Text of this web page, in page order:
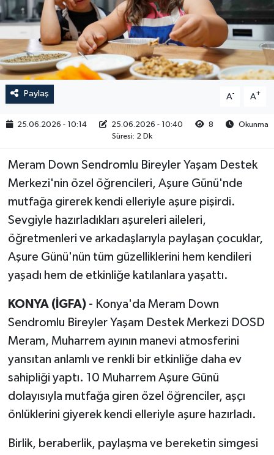
Paylaş A- A+
25.06.2026 - 10:14 25.06.2026 - 10:40 8
Okunma
Süresi: 2 Dk
Meram Down Sendromlu Bireyler Yaşam Destek
Merkezi'nin özel öğrencileri, Aşure Günü'nde
mutfağa girerek kendi elleriyle aşure pişirdi.
Sevgiyle hazırladıkları aşureleri aileleri,
öğretmenleri ve arkadaşlarıyla paylaşan çocuklar,
Aşure Günü'nün tüm güzelliklerini hem kendileri
yaşadı hem de etkinliğe katılanlara yaşattı.
KONYA (İGFA) - Konya'da Meram Down
Sendromlu Bireyler Yaşam Destek Merkezi DOSD
Meram, Muharrem ayının manevi atmosferini
yansıtan anlamlı ve renkli bir etkinliğe daha ev
sahipliği yaptı. 10 Muharrem Aşure Günü
dolayısıyla mutfağa giren özel öğrenciler, aşçı
önlüklerini giyerek kendi elleriyle aşure hazırladı.
Birlik, beraberlik, paylaşma ve bereketin simgesi
RESMİ İLAN